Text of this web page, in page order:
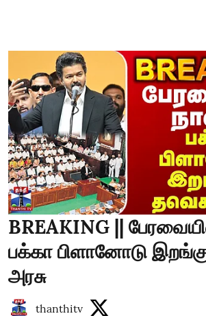
BREAKING ||
பக்கா பிளானோடு
அரசு
thanthitv